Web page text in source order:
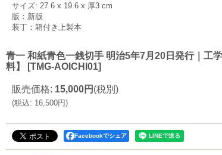
サイズ: 27.6 x 19.6 x 厚3 cm
版：新版
装丁：箱付き上製本
青一 和紙青色一銭切手 明治5年7月20日発行｜工
料】
[TMG-AOICHI01]
販売価格: 15,000円 (税別)
(税込: 16,500円)
Facebookでシェア